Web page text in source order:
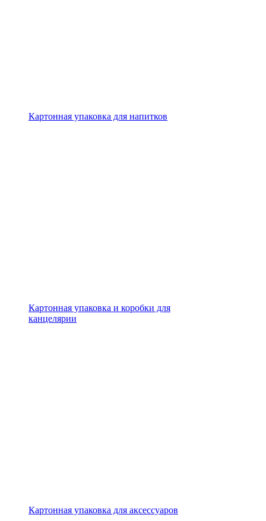
Картонная упаковка для напитков
Картонная упаковка и коробки для
канцелярии
Картонная упаковка для аксессуаров